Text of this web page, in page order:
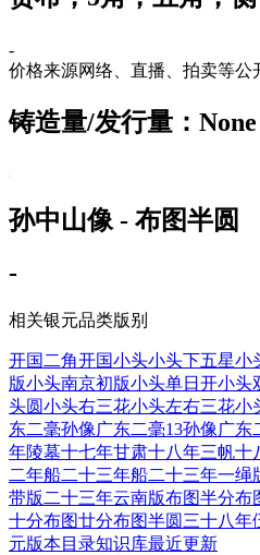
-
价格来源网络、直播、拍卖等公
铸造量/发行量：
孙中山像 - 布图半圆
-
相关银元品类版别
开国二角开国小头小头下五星小
版小头南京初版小头单日开小头
头圆小头右三花小头左右三花小
东二毫孙像广东二毫13孙像广东
年陵墓十七年甘肃十八年三帆十
二年船二十三年船二十三年一绳
带版 二十三年云南版布图半分布
十分布图廿分布图半圆 三十八年
元版本目录知识库最近更新